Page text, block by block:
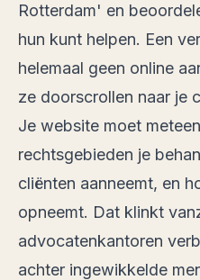
Rotterdam' en
hun kunt helpen. Een
helemaal geen online
ze doorscrollen naar je
Je website moet
rechtsgebieden je
cliënten aanneemt, en
opneemt. Dat klinkt
advocatenkantoren
achter ingewikkelde